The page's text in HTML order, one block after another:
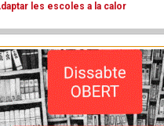
les escoles a la calor